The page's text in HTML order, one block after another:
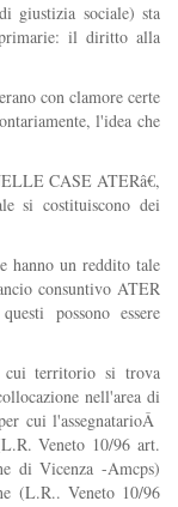
giustizia sociale) sta
il diritto alla
con clamore certe
l'idea che
CASE ATERâ€,
si costituiscono dei
hanno un reddito tale
consuntivo ATER
possono essere
cui territorio si trova
nell'area di
cui l'assegnatarioÂ
Veneto 10/96 art.
di Vicenza -Amcps)
(L.R.. Veneto 10/96